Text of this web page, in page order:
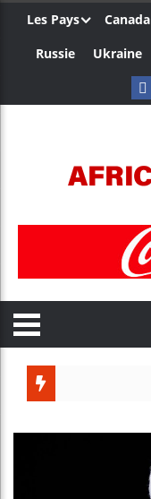
Les Pays Canada
Russie
Ukraine